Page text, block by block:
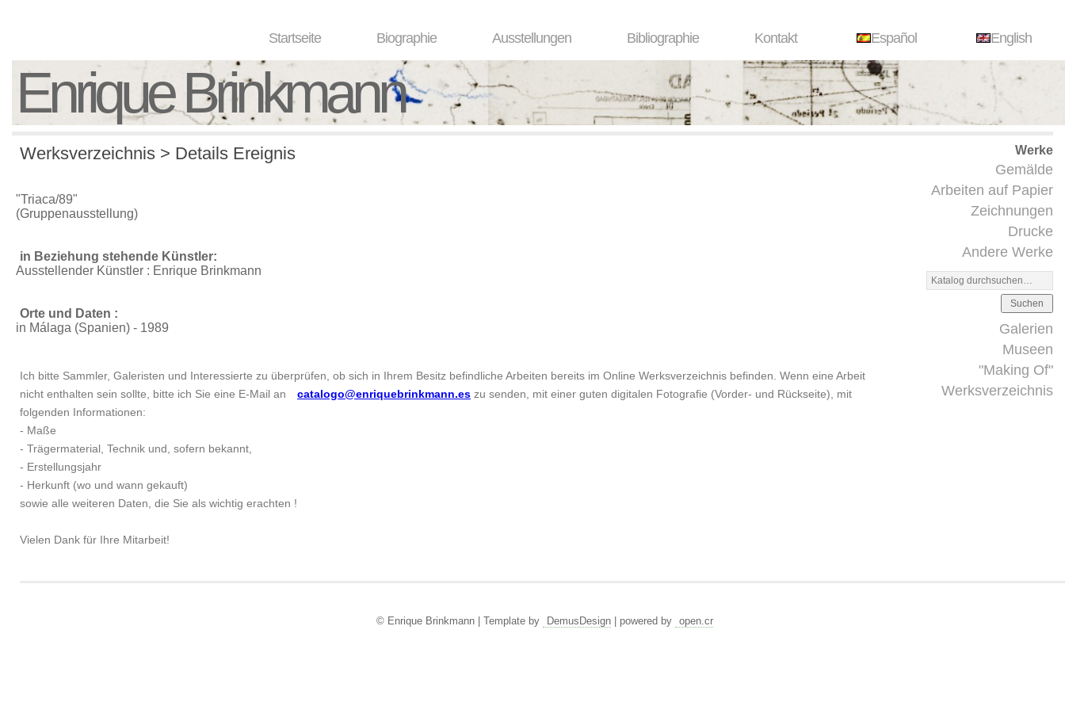
Startseite Biographie Ausstellungen Bibliographie Kontakt Español English
Enrique Brinkmann
Werke
Gemälde
Arbeiten auf Papier
Zeichnungen
Drucke
Andere Werke
Suchen
Galerien
Museen
"Making Of"
Werksverzeichnis
Werksverzeichnis > Details Ereignis
"Triaca/89"
(Gruppenausstellung)
in Beziehung stehende Künstler:
Ausstellender Künstler : Enrique Brinkmann
Orte und Daten :
in Málaga (Spanien) - 1989
Ich bitte Sammler, Galeristen und Interessierte zu überprüfen, ob sich in Ihrem Besitz befindliche Arbeiten bereits im Online Werksverzeichnis befinden. Wenn eine Arbeit
nicht enthalten sein sollte, bitte ich Sie eine E-Mail an
catalogo@enriquebrinkmann.es zu senden, mit einer guten digitalen Fotografie (Vorder- und Rückseite), mit
folgenden Informationen:
- Maße
- Trägermaterial, Technik und, sofern bekannt,
- Erstellungsjahr
- Herkunft (wo und wann gekauft)
sowie alle weiteren Daten, die Sie als wichtig erachten !
Vielen Dank für Ihre Mitarbeit!
© Enrique Brinkmann | Template by DemusDesign| powered by open.cr